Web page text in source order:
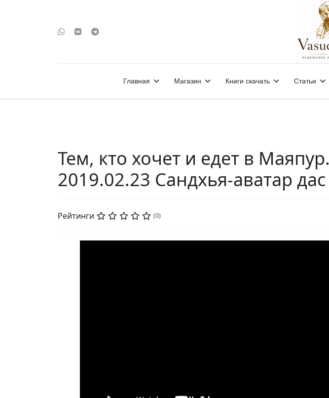
Главная Магазин Книги скачать Статьи
Тем, кто хочет и едет в Маяпур.
2019.02.23 Cандхья-аватар дас
Рейтинги (0)